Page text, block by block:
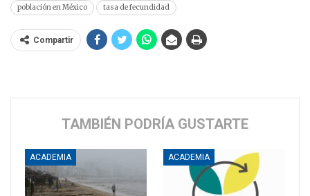
población en México
tasa de fecundidad
Compartir
TAMBIÉN PODRÍA GUSTARTE
ACADEMIA ACADEMIA